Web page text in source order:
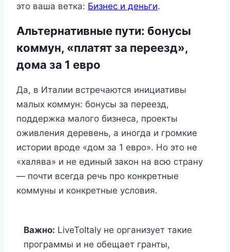
это ваша ветка: Бизнес и деньги.
Альтернативные пути: бонусы
коммун, «платят за переезд»,
дома за 1 евро
Да, в Италии встречаются инициативы
малых коммун: бонусы за переезд,
поддержка малого бизнеса, проекты
оживления деревень, а иногда и громкие
истории вроде «дом за 1 евро». Но это не
«халява» и не единый закон на всю страну
— почти всегда речь про конкретные
коммуны и конкретные условия.
Важно: LiveToItaly не организует такие
программы и не обещает гранты,